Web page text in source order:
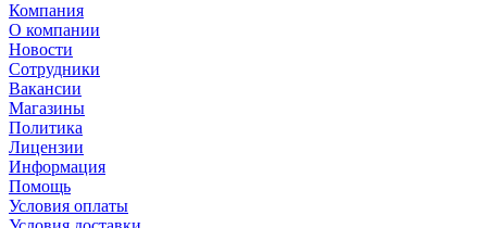
Компания
О компании
Новости
Сотрудники
Вакансии
Магазины
Политика
Лицензии
Информация
Помощь
Условия оплаты